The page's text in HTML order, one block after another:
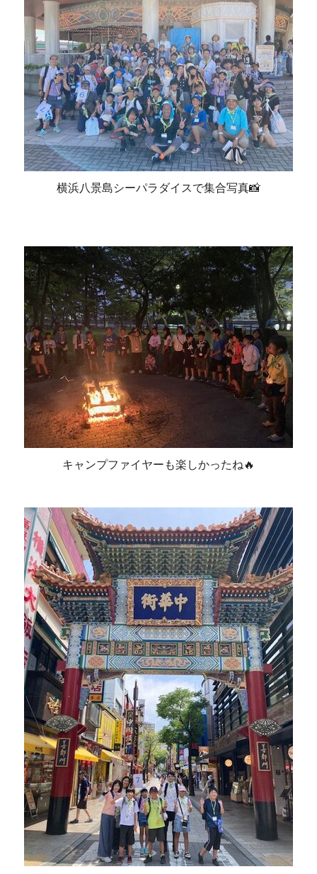
横浜八景島シーパラダイスで集合写真📸
キャンプファイヤーも楽しかったね🔥